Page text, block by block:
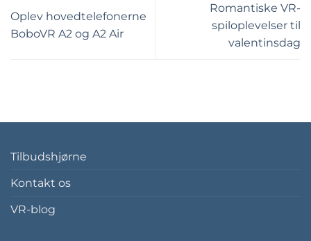
Oplev hovedtelefonerne
BoboVR A2 og A2 Air
Romantiske VR-
spiloplevelser til
valentinsdag
Tilbudshjørne
Kontakt os
VR-blog